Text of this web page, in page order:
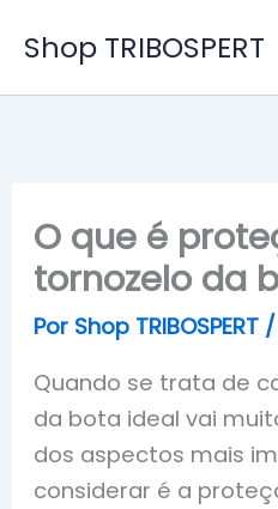
para
o
Shop TRIBOSPERT
O que é
tornozelo da
Por Shop TRIBOSPERT /
Quando se trata de
da bota ideal vai
dos aspectos mais
considerar é a